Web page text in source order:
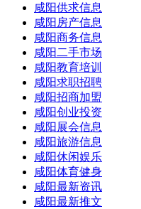
咸阳供求信息
咸阳房产信息
咸阳商务信息
咸阳二手市场
咸阳教育培训
咸阳求职招聘
咸阳招商加盟
咸阳创业投资
咸阳展会信息
咸阳旅游信息
咸阳休闲娱乐
咸阳体育健身
咸阳最新资讯
咸阳最新推文